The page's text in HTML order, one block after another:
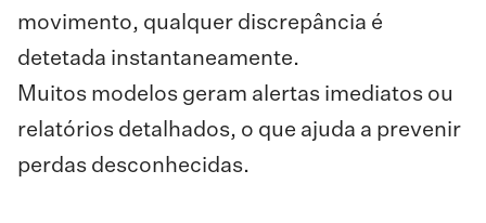
movimento, qualquer discrepância é
detetada instantaneamente.
Muitos modelos geram alertas imediatos ou
relatórios detalhados, o que ajuda a prevenir
perdas desconhecidas.